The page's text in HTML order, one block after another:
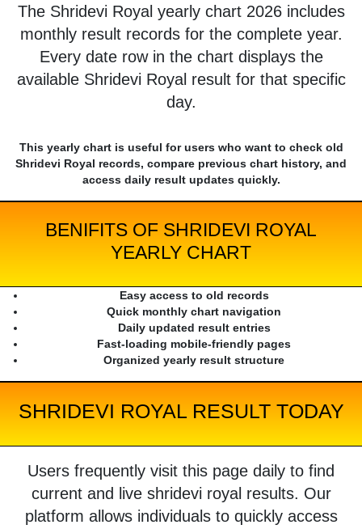
The Shridevi Royal yearly chart 2026 includes
monthly result records for the complete year.
Every date row in the chart displays the
available Shridevi Royal result for that specific
day.
This yearly chart is useful for users who want to check old
Shridevi Royal records, compare previous chart history, and
access daily result updates quickly.
BENIFITS OF SHRIDEVI ROYAL
YEARLY CHART
Easy access to old records
Quick monthly chart navigation
Daily updated result entries
Fast-loading mobile-friendly pages
Organized yearly result structure
SHRIDEVI ROYAL RESULT TODAY
Users frequently visit this page daily to find
current and live shridevi royal results. Our
platform allows individuals to quickly access